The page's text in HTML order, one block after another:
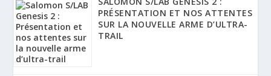
PRÉSENTATION ET NOS ATTENTES
SUR LA NOUVELLE ARME D’ULTRA-
TRAIL